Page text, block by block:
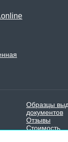
Образцы
документов
Отзывы
Стоимость